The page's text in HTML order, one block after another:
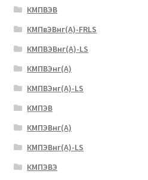
КМПВЭВ
КМПвЭВнг(А)-FRLS
КМПВЭВнг(А)-LS
КМПВЭнг(А)
КМПВЭнг(А)-LS
КМПЭВ
КМПЭВнг(А)
КМПЭВнг(А)-LS
КМПЭВЭ